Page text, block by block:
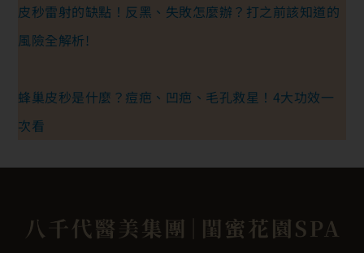
皮秒雷射的缺點！反黑、失敗怎麼辦？打之前該知道的
風險全解析!
蜂巢皮秒是什麼？痘疤、凹疤、毛孔救星！4大功效一
次看